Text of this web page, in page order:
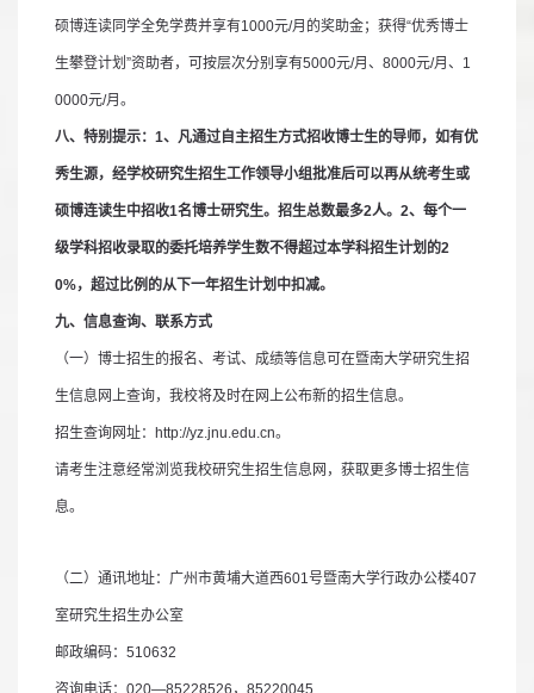
硕博连读同学全免学费并享有1000元/月的奖助金；获得“优秀博士
生攀登计划”资助者，可按层次分别享有5000元/月、8000元/月、 1
0000元/月。
八、特别提示：1、凡通过自主招生方式招收博士生的导师，如有优
秀生源，经学校研究生招生工作领导小组批准后可以再从统考生或
硕博连读生中招收1名博士研究生。招生总数最多2人。2、每个一
级学科招收录取的委托培养学生数不得超过本学科招生计划的2
0%，超过比例的从下一年招生计划中扣减。
九、信息查询、联系方式
（一）博士招生的报名、考试、成绩等信息可在暨南大学研究生招
生信息网上查询，我校将及时在网上公布新的招生信息。
招生查询网址： http://yz.jnu.edu.cn。
请考生注意经常浏览我校研究生招生信息网，获取更多博士招生信
息。
（二）通讯地址：广州市黄埔大道西601号暨南大学行政办公楼407
室研究生招生办公室
邮政编码：510632